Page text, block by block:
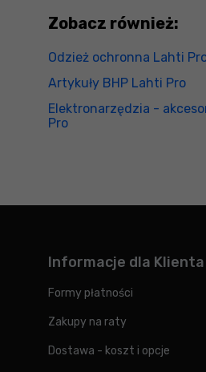
Zobacz również:
Odzież ochronna Lahti
Artykuły BHP Lahti Pro
Elektronarzędzia -
Pro
Informacje dla Klienta
Formy płatności
Zakupy na raty
Dostawa - koszt i opcje